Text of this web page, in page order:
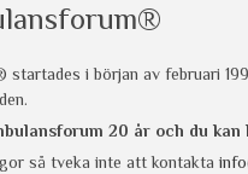
startades i början av februari
20 år och du kan
så tveka inte att kontakta